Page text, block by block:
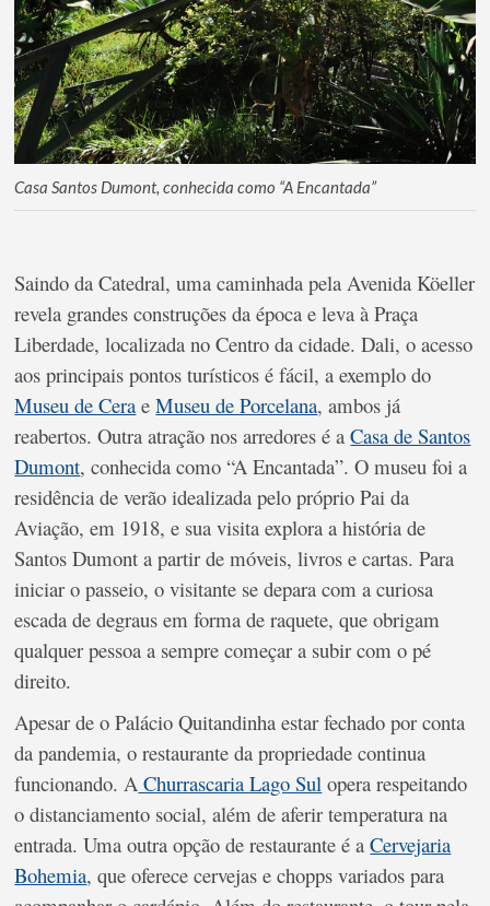
Casa Santos Dumont, conhecida como “A Encantada”
Saindo da Catedral, uma caminhada pela Avenida Köeller
revela grandes construções da época e leva à Praça
Liberdade, localizada no Centro da cidade. Dali, o acesso
aos principais pontos turísticos é fácil, a exemplo do
Museu de Cera eMuseu de Porcelana, ambos já
reabertos. Outra atração nos arredores é aCasa de Santos
Dumont, conhecida como “A Encantada”. O museu foi a
residência de verão idealizada pelo próprio Pai da
Aviação, em 1918, e sua visita explora a história de
Santos Dumont a partir de móveis, livros e cartas. Para
iniciar o passeio, o visitante se depara com a curiosa
escada de degraus em forma de raquete, que obrigam
qualquer pessoa a sempre começar a subir com o pé
direito.
Apesar de o Palácio Quitandinha estar fechado por conta
da pandemia, o restaurante da propriedade continua
funcionando. A Churrascaria Lago Sul opera respeitando
o distanciamento social, além de aferir temperatura na
entrada. Uma outra opção de restaurante é aCervejaria
Bohemia, que oferece cervejas e chopps variados para